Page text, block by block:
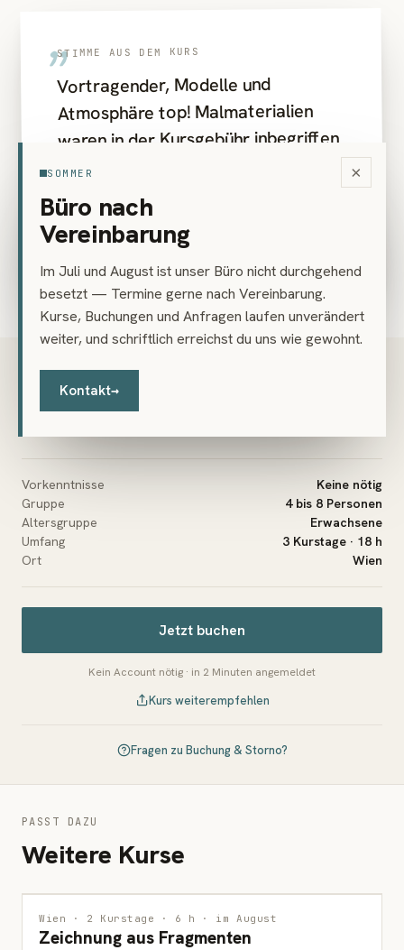
×
SOMMER
Büro nach
Vereinbarung
Im Juli und August ist unser Büro nicht durchgehend
besetzt — Termine gerne nach Vereinbarung.
Kurse, Buchungen und Anfragen laufen unverändert
weiter, und schriftlich erreichst du uns wie gewohnt.
Kontakt→
„STIMME AUS DEM KURS
Vortragender, Modelle und
Atmosphäre top! Malmaterialien
waren in der Kursgebühr inbegriffen
– was für das Ausprobieren von
neuen Techniken genial ist! Prädikat
empfehlenswert.
PREIS
€ 351
Vorkenntnisse
Keine nötig
Gruppe
4 bis 8 Personen
Altersgruppe
Erwachsene
Umfang
3 Kurstage · 18 h
Ort
Wien
Jetzt buchen
Kein Account nötig · in 2 Minuten angemeldet
Kurs weiterempfehlen
Fragen zu Buchung & Storno?
PASST DAZU
Weitere Kurse
ZEICHNUNG
ERWACHSENE
Wien · 2 Kurstage · 6 h · im August
Zeichnung aus Fragmenten